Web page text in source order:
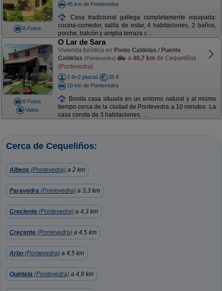
8 Fotos
45 km de Pontevedra
Casa tradicional gallega completamente equipada:
cocina-comedor, salita de estar, 4 habitaciones, 2 baños,
porche, balcón y amplia terraza c ...
8 Fotos
Video
O Lar de Sara
Vivienda turística en Ponte Caldelas / Puente
Caldelas (Pontevedra) a 40,7 km de Cequeliños
(Pontevedra)
2-8+2 plazas
35 €
10 km de Pontevedra
Bonita casa situada en un entorno natural y al mismo
tiempo cerca de la ciudad de Pontevedra a 10 minutos. La
casa consta de 3 habitaciones, ...
Cerca de Cequeliños:
Albeos (Pontevedra) a 2 km
Paravedra (Pontevedra) a 3,3 km
Creciente (Pontevedra) a 4,3 km
Crecente (Pontevedra) a 4,5 km
Arbo (Pontevedra) a 4,5 km
Quintela (Pontevedra) a 4,8 km